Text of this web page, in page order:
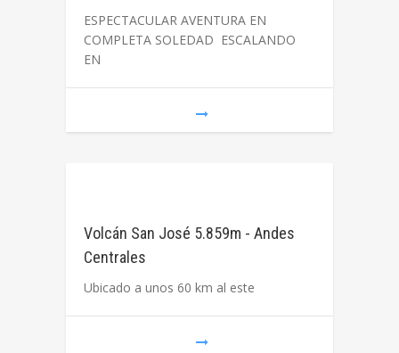
ESPECTACULAR AVENTURA EN
COMPLETA SOLEDAD ESCALANDO
EN
Volcán San José 5.859m - Andes
Centrales
Ubicado a unos 60 km al este